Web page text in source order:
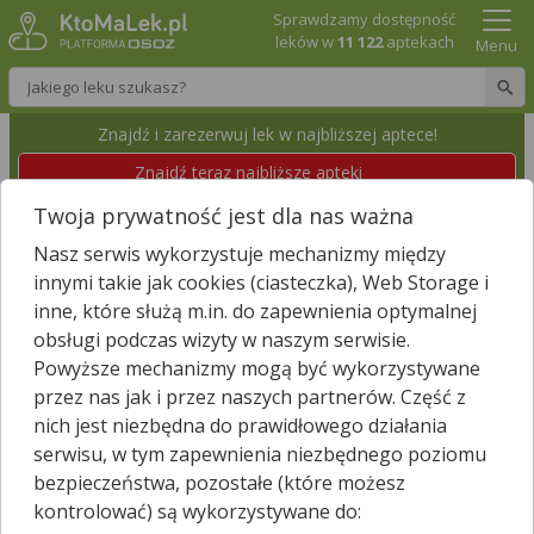
Wpisz nazwę leku
Sprawdzamy dostępność
leków w11 122aptekach Menu
Znajdź i zarezerwuj lek w najbliższej aptece!
Znajdź teraz najbliższe apteki
APTEKA "URTICA"
Nielisz, Nielisz 279 Wyświetl numer
Id apteki: 889 653
Zamknięta, zapraszamy w poniedziałek(08:00 – 18:00)
Znajdź leki w okolicy i zarezerwuj
Godziny otwarcia
Twoja prywatność jest dla nas ważna
Nasz serwis wykorzystuje mechanizmy między
innymi takie jak cookies (ciasteczka), Web Storage i
inne, które służą m.in. do zapewnienia optymalnej
obsługi podczas wizyty w naszym serwisie.
Powyższe mechanizmy mogą być wykorzystywane
przez nas jak i przez naszych partnerów. Część z
nich jest niezbędna do prawidłowego działania
serwisu, w tym zapewnienia niezbędnego poziomu
bezpieczeństwa, pozostałe (które możesz
kontrolować) są wykorzystywane do: